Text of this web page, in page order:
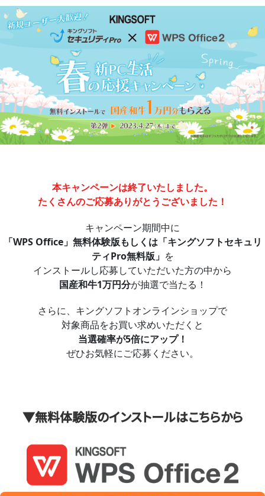
Skip
to
本キャンペーンは終了いたしました。
たくさんのご応募ありがとうございました！
キャンペーン期間中に
「WPS Office」無料体験版もしくは「キングソフトセキュリ
ティPro無料版」 を
インストールし応募していただいた方の中から
国産和牛1万円分が抽選で当たる！
さらに、キングソフトオンラインショップで
対象商品をお買い求めいただくと
当選確率が5倍にアップ！
ぜひお気軽にご応募ください。
▼無料体験版のインストールはこちらから